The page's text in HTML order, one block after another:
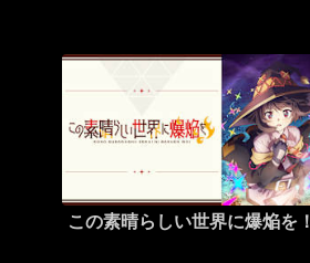
この素晴らしい世界に爆焔を！